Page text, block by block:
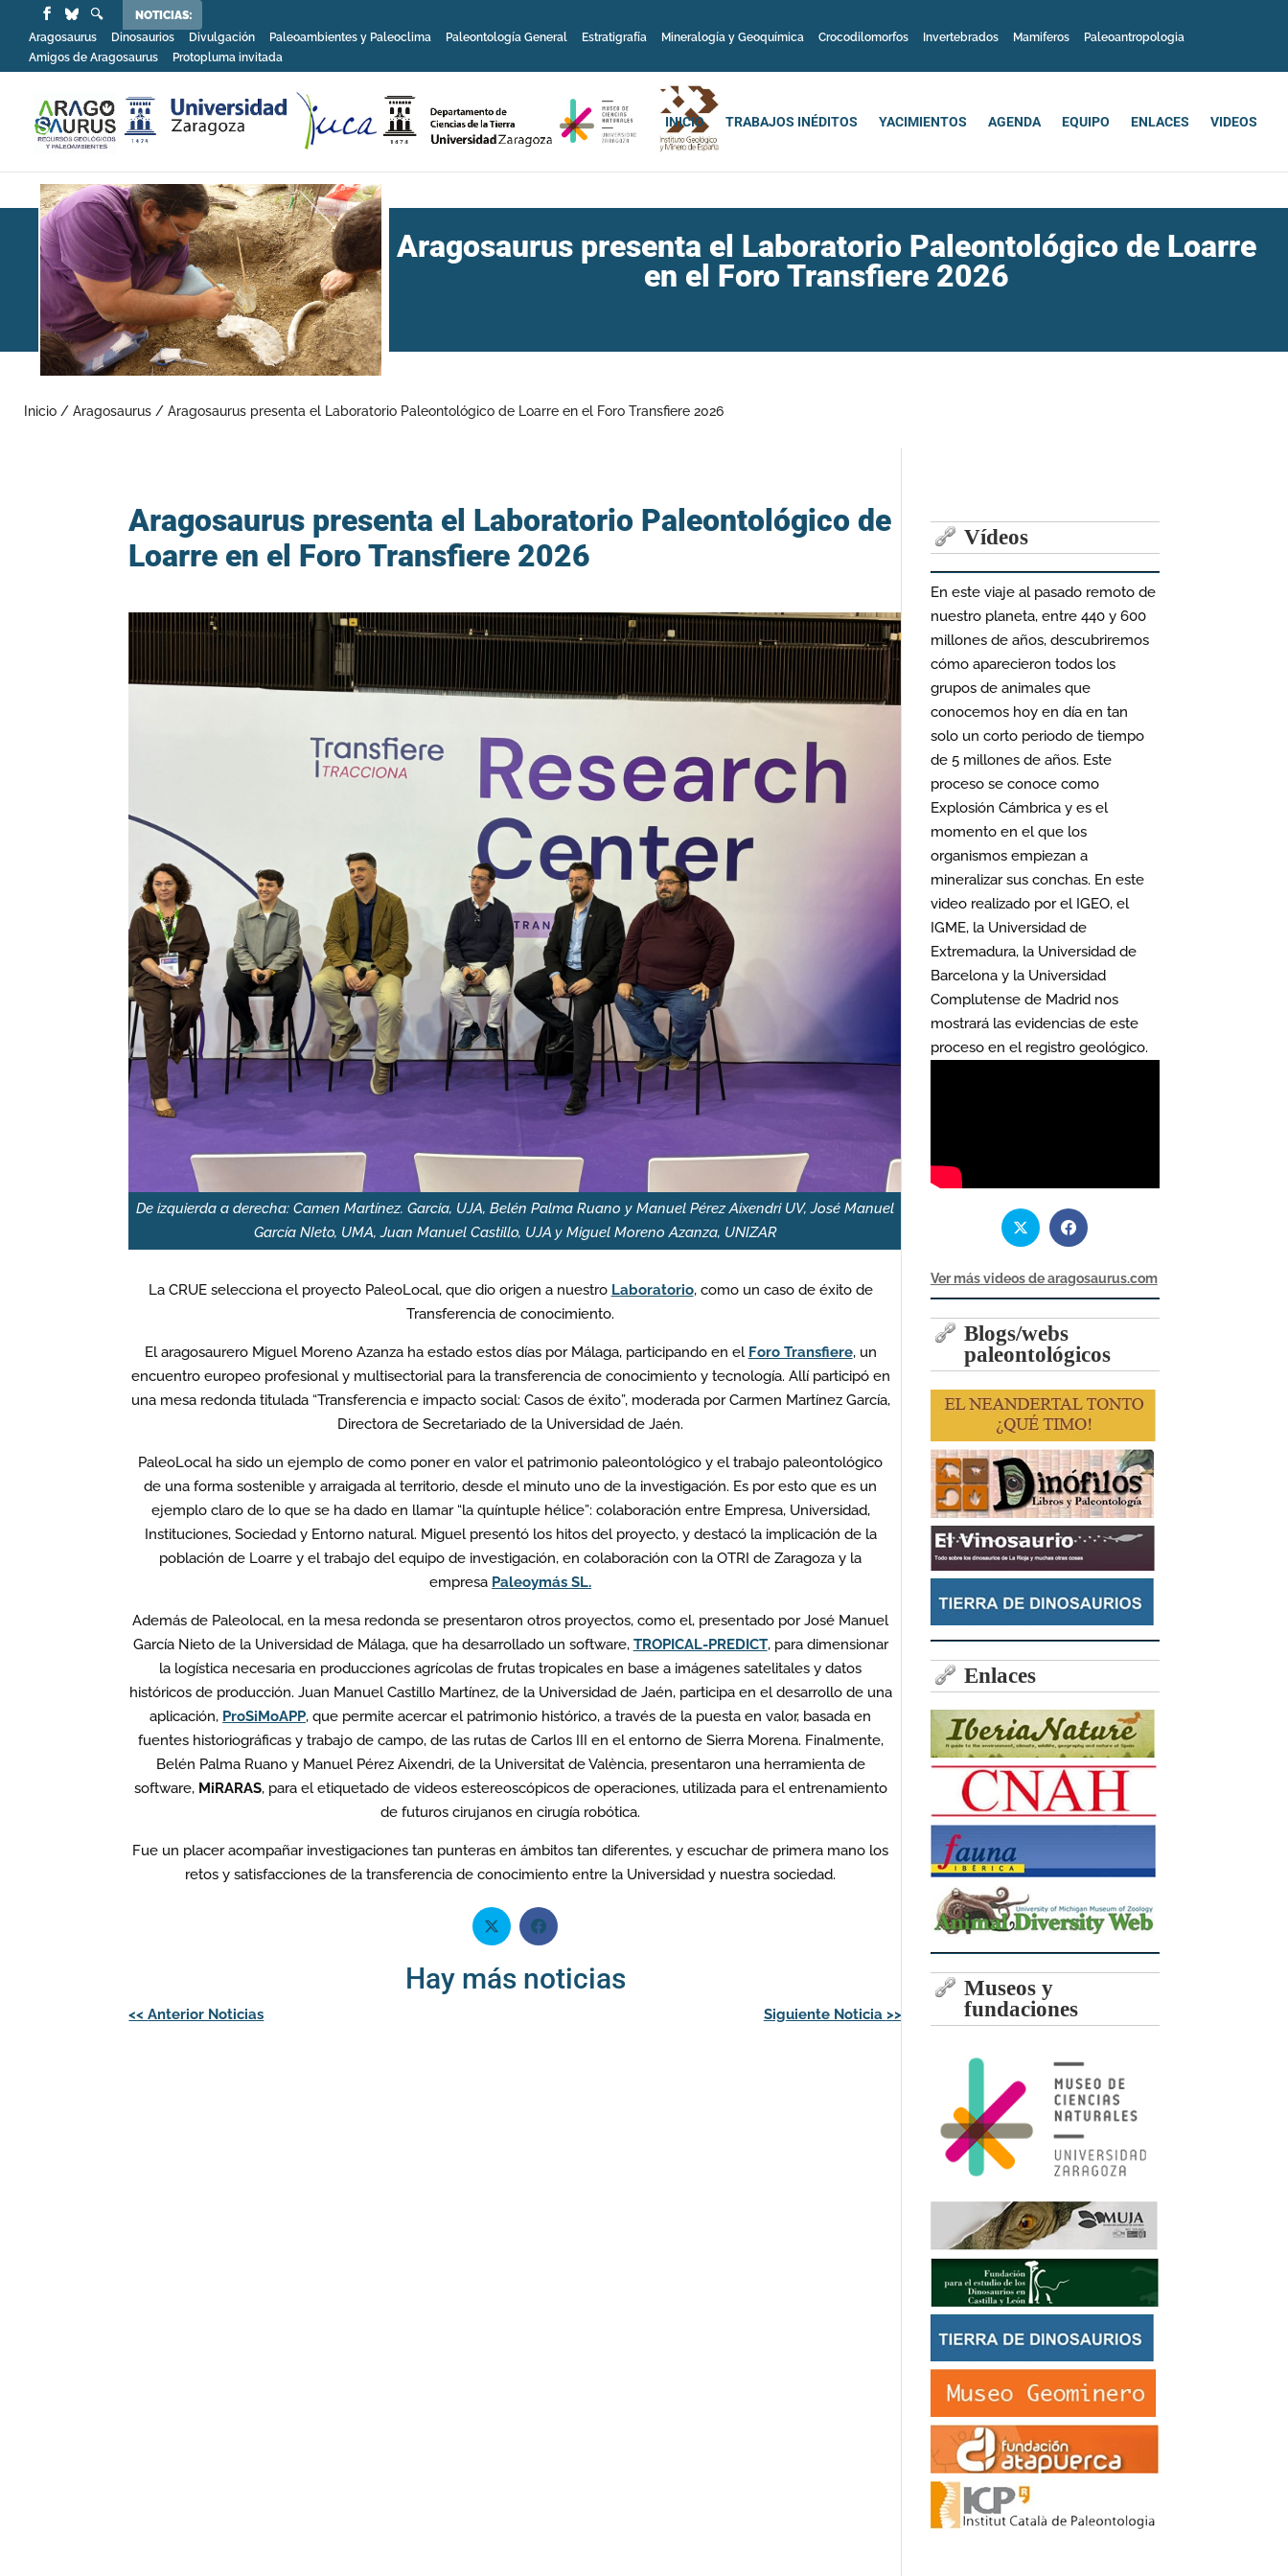
NOTICIAS:
Aragosaurus
Dinosaurios Divulgación Paleoambientes y Paleoclima Paleontología General Estratigrafía Mineralogía y Geoquímica Crocodilomorfos Invertebrados Mamiferos
Paleoantropologia
Amigos de Aragosaurus
Protopluma invitada
INICIO TRABAJOS INÉDITOS YACIMIENTOS AGENDA EQUIPO ENLACES VIDEOS
Aragosaurus presenta el Laboratorio Paleontológico de Loarre
en el Foro Transfiere 2026
Inicio / Aragosaurus / Aragosaurus presenta el Laboratorio Paleontológico de Loarre en el Foro Transfiere 2026
Aragosaurus presenta el Laboratorio Paleontológico de
Loarre en el Foro Transfiere 2026
De izquierda a derecha: Camen Martínez. Garcia, UJA, Belén Palma Ruano y Manuel Pérez Aixendri UV, José Manuel
García NIeto, UMA, Juan Manuel Castillo, UJA y Miguel Moreno Azanza, UNIZAR
La CRUE selecciona el proyecto PaleoLocal, que dio origen a nuestro Laboratorio, como un caso de éxito de
Transferencia de conocimiento.
El aragosaurero Miguel Moreno Azanza ha estado estos días por Málaga, participando en el Foro Transfiere, un
encuentro europeo profesional y multisectorial para la transferencia de conocimiento y tecnología. Allí participó en
una mesa redonda titulada “Transferencia e impacto social: Casos de éxito”, moderada por Carmen Martínez García,
Directora de Secretariado de la Universidad de Jaén.
PaleoLocal ha sido un ejemplo de como poner en valor el patrimonio paleontológico y el trabajo paleontológico
de una forma sostenible y arraigada al territorio, desde el minuto uno de la investigación. Es por esto que es un
ejemplo claro de lo que se ha dado en llamar “la quíntuple hélice”: colaboración entre Empresa, Universidad,
Instituciones, Sociedad y Entorno natural. Miguel presentó los hitos del proyecto, y destacó la implicación de la
población de Loarre y el trabajo del equipo de investigación, en colaboración con la OTRI de Zaragoza y la
empresa Paleoymás SL.
Además de Paleolocal, en la mesa redonda se presentaron otros proyectos, como el, presentado por José Manuel
García Nieto de la Universidad de Málaga, que ha desarrollado un software, TROPICAL-PREDICT, para dimensionar
la logística necesaria en producciones agrícolas de frutas tropicales en base a imágenes satelitales y datos
históricos de producción. Juan Manuel Castillo Martínez, de la Universidad de Jaén, participa en el desarrollo de una
aplicación, ProSiMoAPP, que permite acercar el patrimonio histórico, a través de la puesta en valor, basada en
fuentes historiográficas y trabajo de campo, de las rutas de Carlos III en el entorno de Sierra Morena. Finalmente,
Belén Palma Ruano y Manuel Pérez Aixendri, de la Universitat de València, presentaron una herramienta de
software, MiRARAS, para el etiquetado de videos estereoscópicos de operaciones, utilizada para el entrenamiento
de futuros cirujanos en cirugía robótica.
Fue un placer acompañar investigaciones tan punteras en ámbitos tan diferentes, y escuchar de primera mano los
retos y satisfacciones de la transferencia de conocimiento entre la Universidad y nuestra sociedad.
Hay más noticias
Navegación
<<Anterior Noticias Siguiente Noticia >>
Vídeos
En este viaje al pasado remoto de
nuestro planeta, entre 440 y 600
millones de años, descubriremos
cómo aparecieron todos los
grupos de animales que
conocemos hoy en día en tan
solo un corto periodo de tiempo
de 5 millones de años. Este
proceso se conoce como
Explosión Cámbrica y es el
momento en el que los
organismos empiezan a
mineralizar sus conchas. En este
video realizado por el IGEO, el
IGME, la Universidad de
Extremadura, la Universidad de
Barcelona y la Universidad
Complutense de Madrid nos
mostrará las evidencias de este
proceso en el registro geológico.
Ver más videos de aragosaurus.com
Blogs/webs
paleontológicos
Enlaces
Museos y
fundaciones